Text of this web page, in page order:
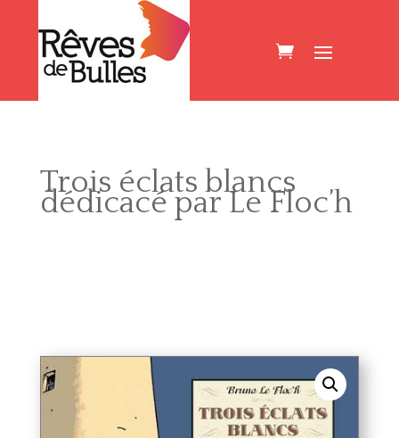
Trois éclats blancs
dédicacé par Le Floc’h